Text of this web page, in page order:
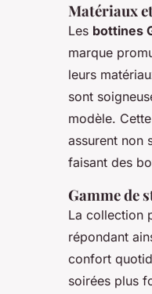
Matériaux
Les bottines
marque
leurs
sont
modèle.
assurent non
faisant des
Gamme de
La collection
répondant
confort
soirées plus